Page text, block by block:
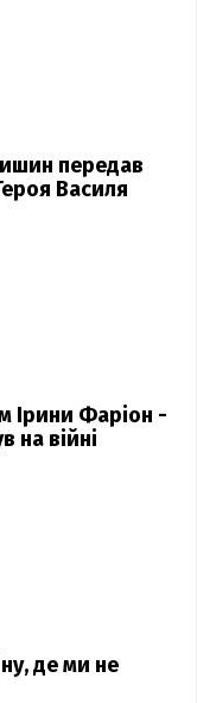
передав
Василя
Ірини Фаріон -
на війні
де ми не